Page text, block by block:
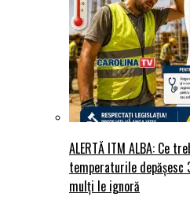
ALERTĂ ITM ALBA: Ce
temperaturile depășesc
mulți le ignoră